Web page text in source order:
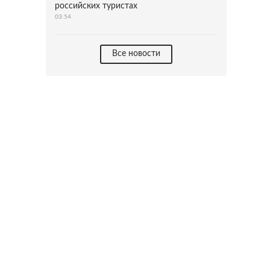
российских туристах
03:54
Все новости